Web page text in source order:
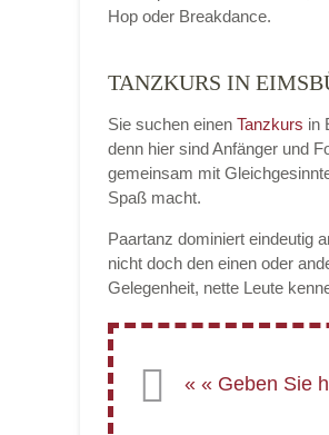
Hop oder Breakdance.
TANZKURS IN
Sie suchen einen Tanzkurs in
denn hier sind Anfänger und
gemeinsam mit
Spaß macht.
Paartanz dominiert eindeutig
nicht doch den einen oder
Gelegenheit, nette Leute